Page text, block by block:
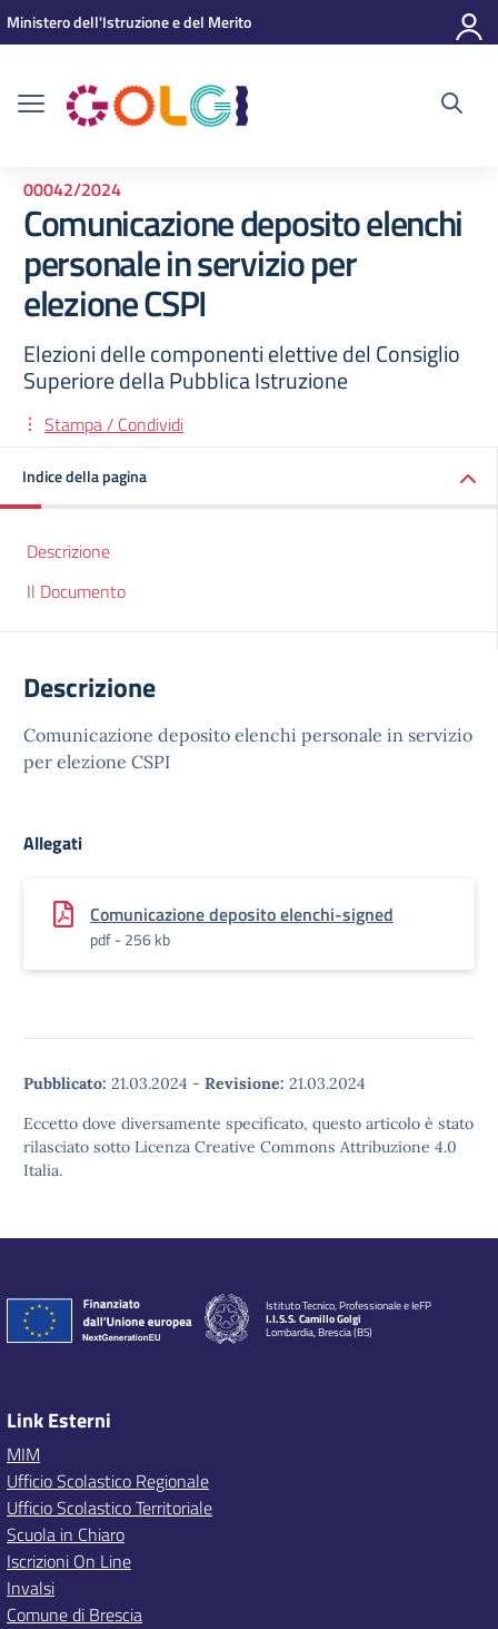
Vai ai contenuti
Vai al menu di navigazione
Vai al footer
Ministero dell'Istruzione e del Merito
00042/2024
Comunicazione deposito elenchi
personale in servizio per
elezione CSPI
Elezioni delle componenti elettive del Consiglio
Superiore della Pubblica Istruzione
Stampa / Condividi
Indice della pagina
Descrizione
Il Documento
Descrizione
Comunicazione deposito elenchi personale in servizio
per elezione CSPI
Allegati
Comunicazione deposito elenchi-signed
pdf - 256 kb
Pubblicato: 21.03.2024 - Revisione: 21.03.2024
Eccetto dove diversamente specificato, questo articolo è stato
rilasciato sotto Licenza Creative Commons Attribuzione 4.0
Italia.
Istituto Tecnico, Professionale e IeFP
I.I.S.S. Camillo Golgi
Lombardia, Brescia (BS)
Link Esterni
MIM
Ufficio Scolastico Regionale
Ufficio Scolastico Territoriale
Scuola in Chiaro
Iscrizioni On Line
Invalsi
Comune di Brescia